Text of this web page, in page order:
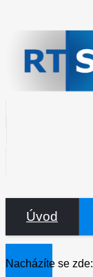
Úvod
Úvod
Nacházíte se zde: